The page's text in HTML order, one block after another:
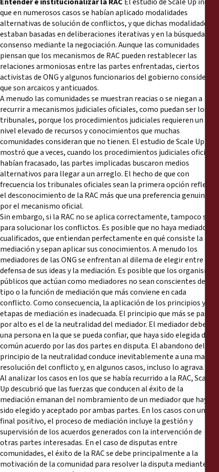
que en numerosos casos se habían aplicado modalidades
alternativas de solución de conflictos, y que dichas modalidades
estaban basadas en deliberaciones iterativas y en la búsqueda del
consenso mediante la negociación. Aunque las comunidades
piensan que los mecanismos de RAC pueden restablecer las
relaciones armoniosas entre las partes enfrentadas, ciertos
activistas de ONG y algunos funcionarios del gobierno consideran
que son arcaicos y anticuados.
A menudo las comunidades se muestran reacias o se niegan a
recurrir a mecanismos judiciales oficiales, como puedan ser los
tribunales, porque los procedimientos judiciales requieren un
nivel elevado de recursos y conocimientos que muchas
comunidades consideran que no tienen. El estudio de Scale Up
mostró que a veces, cuando los procedimientos judiciales oficiales
habían fracasado, las partes implicadas buscaron medios
alternativos para llegar a un arreglo. El hecho de que con
frecuencia los tribunales oficiales sean la primera opción refleja
el desconocimiento de la RAC más que una preferencia genuina
por el mecanismo oficial.
Sin embargo, si la RAC no se aplica correctamente, tampoco sirve
para solucionar los conflictos. Es posible que no haya mediadores
cualificados, que entiendan perfectamente en qué consiste la
mediación y sepan aplicar sus conocimientos. A menudo los
mediadores de las ONG se enfrentan al dilema de elegir entre la
defensa de sus ideas y la mediación. Es posible que los organismos
públicos que actúan como mediadores no sean conscientes del
tipo o la función de mediación que más conviene en cada
conflicto. Como consecuencia, la aplicación de los principios y las
etapas de mediación es inadecuada. El principio que más se pasa
por alto es el de la neutralidad del mediador. El mediador debe ser
una persona en la que se pueda confiar, que haya sido elegida de
común acuerdo por las dos partes en disputa. El abandono del
principio de la neutralidad conduce inevitablemente a una mala
resolución del conflicto y, en algunos casos, incluso lo agrava.
Al analizar los casos en los que se había recurrido a la RAC, Scale
Up descubrió que las fuerzas que conducen al éxito de la
mediación emanan del nombramiento de un mediador que haya
sido elegido y aceptado por ambas partes. En los casos con un
final positivo, el proceso de mediación incluye la gestión y
supervisión de los acuerdos generados con la intervención de
otras partes interesadas. En el caso de disputas entre
comunidades, el éxito de la RAC se debe principalmente a la
motivación de la comunidad para resolver la disputa mediante un